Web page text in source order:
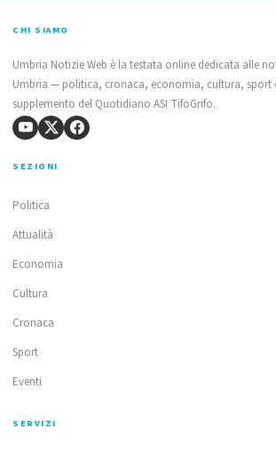
CHI SIAMO
Umbria Notizie Web è la testata online dedicata alle
Umbria — politica, cronaca, economia, cultura, sport
supplemento del Quotidiano ASI TifoGrifo.
SEZIONI
Politica
Attualità
Economia
Cultura
Cronaca
Sport
Eventi
SERVIZI